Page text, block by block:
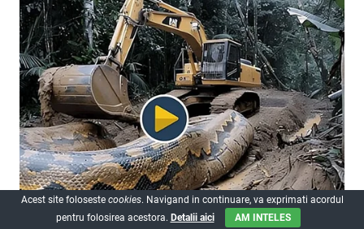
Acest site foloseste cookies. Navigand in continuare, va exprimati acordul
pentru folosirea acestora. Detalii aici AM INTELES